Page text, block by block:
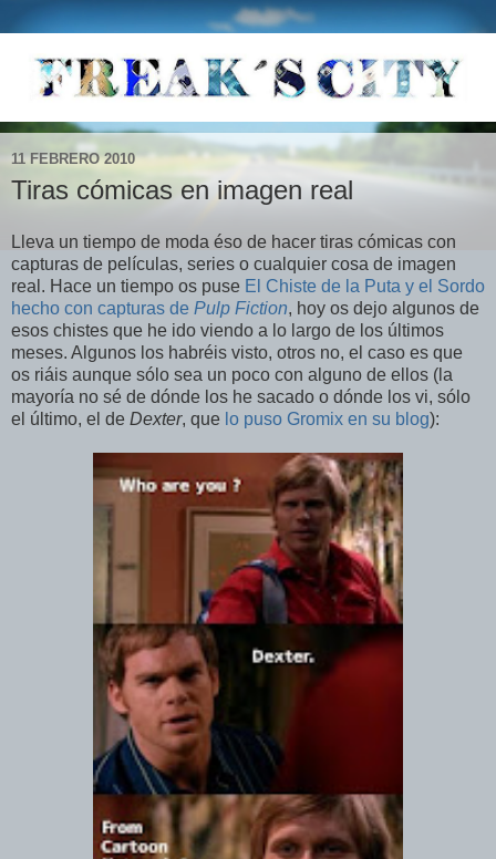
11 FEBRERO 2010
Tiras cómicas en imagen real
Lleva un tiempo de moda éso de hacer tiras cómicas con
capturas de películas, series o cualquier cosa de imagen
real. Hace un tiempo os puse El Chiste de la Puta y el Sordo
hecho con capturas de Pulp Fiction, hoy os dejo algunos de
esos chistes que he ido viendo a lo largo de los últimos
meses. Algunos los habréis visto, otros no, el caso es que
os riáis aunque sólo sea un poco con alguno de ellos (la
mayoría no sé de dónde los he sacado o dónde los vi, sólo
el último, el de Dexter, que lo puso Gromix en su blog):